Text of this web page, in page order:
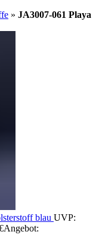
» JA3007-061 Playa
blau UVP:
Angebot: